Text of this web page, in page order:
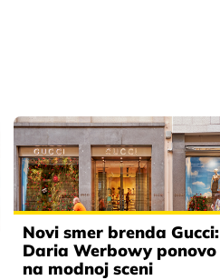
Novi smer brenda Gucci:
Daria Werbowy ponovo
na modnoj sceni